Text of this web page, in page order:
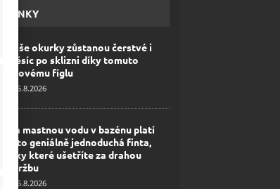
Vaše okurky zůstanou čerstvé i
měsíc po sklizni díky tomuto
lidovému fíglu
5.8.2026
Na mastnou vodu v bazénu platí
tato geniálně jednoduchá finta,
díky které ušetříte za drahou
údržbu
5.8.2026